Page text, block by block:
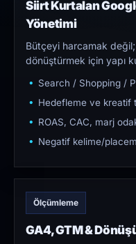
Siirt Kurtalan
Yönetimi
Bütçeyi harcamak
dönüştürmek için yapı
Search / Shopping /
Hedefleme ve kreatif
ROAS, CAC, marj
Negatif kelime/
Ölçümleme
GA4, GTM &